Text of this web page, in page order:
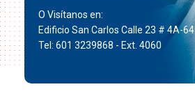
O Visítanos en:
Edificio San Carlos Calle 23 # 4A-64
Tel: 601 3239868 - Ext. 4060